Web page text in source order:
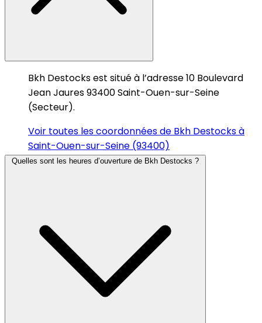
Bkh Destocks est situé à l’adresse 10 Boulevard
Jean Jaures 93400 Saint-Ouen-sur-Seine
(Secteur).
Voir toutes les coordonnées de Bkh Destocks à
Saint-Ouen-sur-Seine (93400)
Quelles sont les heures d’ouverture de Bkh Destocks ?